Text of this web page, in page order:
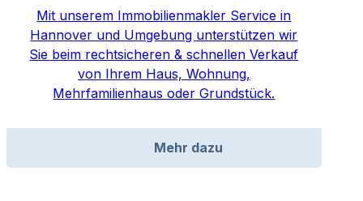
Mit unserem Immobilienmakler Service in
Hannover und Umgebung unterstützen wir
Sie beim rechtsicheren & schnellen Verkauf
von Ihrem Haus, Wohnung,
Mehrfamilienhaus oder Grundstück.
Mehr dazu